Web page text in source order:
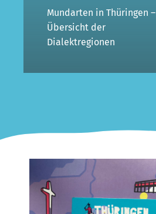
Mundarten in Thüringen –
Übersicht der
Dialektregionen